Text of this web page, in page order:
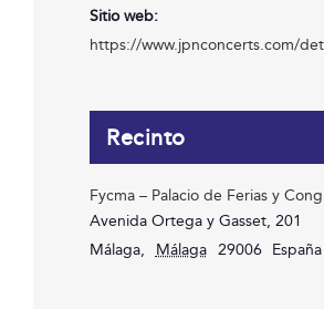
Sitio web:
https://www.jpnconcerts.com/
Recinto
Fycma – Palacio de Ferias y
Avenida Ortega y Gasset, 201
Málaga, Málaga 29006 España